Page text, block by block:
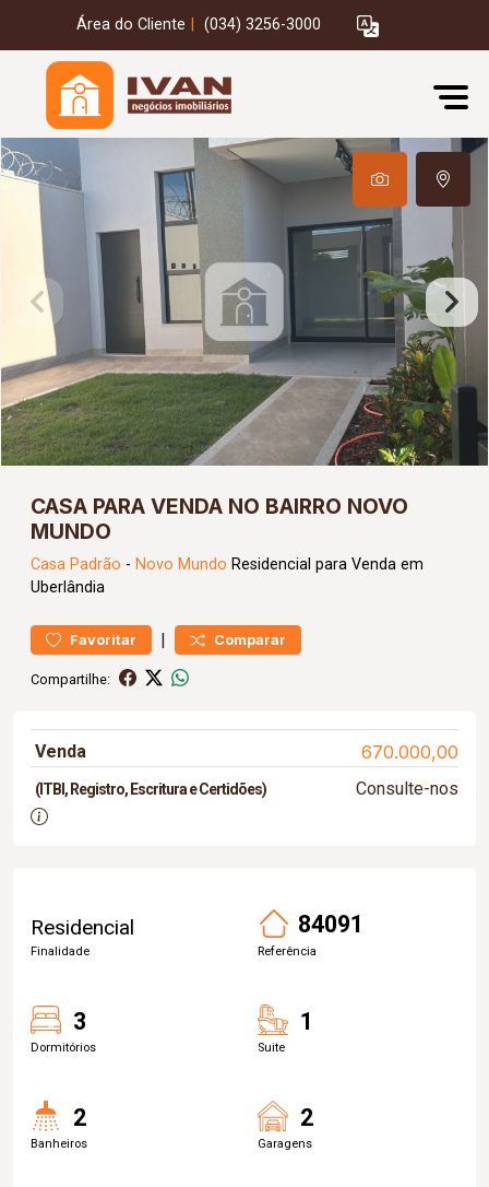
Área do Cliente (034) 3256-3000
CASA PARA VENDA NO BAIRRO NOVO
MUNDO
Casa Padrão - Novo Mundo Residencial para Venda em
Uberlândia
Favoritar | Comparar
Compartilhe:
Venda 670.000,00
(ITBI, Registro, Escritura e Certidões) Consulte-nos
Residencial
Finalidade
84091
Referência
3
Dormitórios
1
Suite
2
Banheiros
2
Garagens